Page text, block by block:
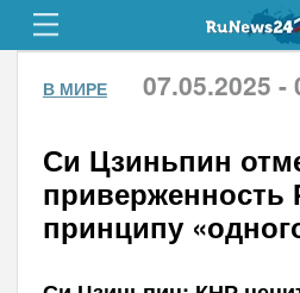
В МИРЕ 07.05.2025 -
Си Цзиньпин
приверженность
принципу